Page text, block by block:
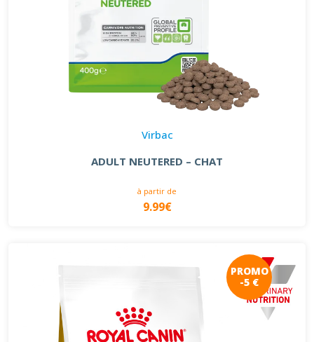
Virbac
ADULT NEUTERED – CHAT
à partir de
9.99€
PROMO
-5 €